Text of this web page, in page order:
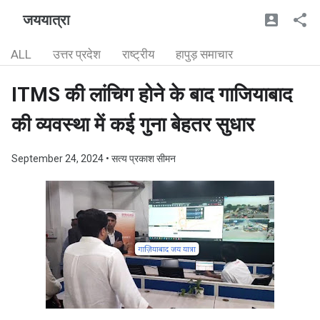
जययात्रा
ALL उत्तर प्रदेश राष्ट्रीय हापुड़ समाचार
ITMS की लांचिग होने के बाद गाजियाबाद
की व्यवस्था में कई गुना बेहतर सुधार
September 24, 2024 • सत्य प्रकाश सीमन